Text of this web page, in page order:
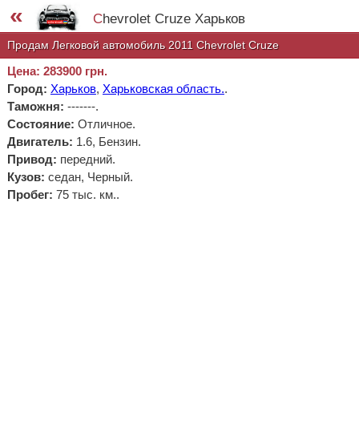
« Chevrolet Cruze Харьков
Продам Легковой автомобиль 2011 Chevrolet Cruze
Цена: 283900 грн.
Город: Харьков, Харьковская область..
Таможня: -------.
Состояние: Отличное.
Двигатель: 1.6, Бензин.
Привод: передний.
Кузов: седан, Черный.
Пробег: 75 тыс. км..